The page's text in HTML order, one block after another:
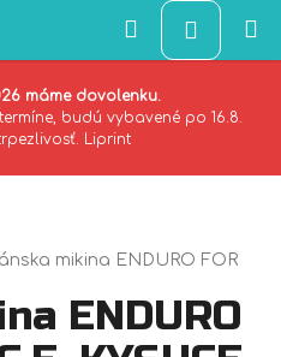
máme dovolenku.
budú vybavené po 16.8.
Liprint
Hľadať
KOŠÍK
mikina ENDURO FOR
ENDURO